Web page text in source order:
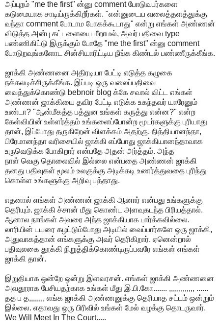
அப்புறம் "me the first" ன்னு comment போடுவபர்களை
கடுமையாக சாடிய்ருக்கிறீர்கள். "என்னுடைய வலைத்தளத்துக்கு
வந்தா comment போடாம போகக்கூடாது" என்று எங்கள் அண்ணன்
விடுத்த அன்பு கட்டளையை மீறாமல், அவர் பதிவை type
பண்ணிகிட்டு இருக்கும் போதே "me the first" ன்னு comment
போடுறவுங்களோட சின்சியாரிட்டிய நீங்க கிண்டல் பண்ணீருக்கீங்க.
ஜாக்கி அண்ணனை அதிரடியா பேட்டி எடுத்த கழுகை
நக்கலடிச்சிருக்கீங்க. இப்படி ஒரு வலைப்பதிவை
வைத்துக்கொண்டு bebnoir blog க்கே சவால் விட்ட எங்கள்
அண்ணன் ஜாக்கியை தவிர பேட்டி எடுக்க உகந்தவர் யாரேனும்
உண்டா? "ஆன்மீகத்த பத்துன உங்கள் கருத்து என்ன?" என்ற
கேள்வியின் உள்ளர்த்தம் உங்களைப்போன்ற மூடர்களுக்கு புரியாது
தான், இப்போது தருகிறேன் விளக்கம் அதற்கு. நித்தியானந்தா,
பிரேமானந்தா வரிசையில் ஜாக்கி எப்போது ஜாக்கியானந்தாவாக
உருவெடுக்க போகிறார் என்பதே அதன் அர்த்தம். அந்த
நாள் வெகு தொலைவில் இல்லை என்பதை அண்ணன் ஜாக்கி
தனது பதிவுகள் மூலம் உலகுக்கு அடிக்கடி உணர்த்துவதை புரிந்து
கொள்ள உங்களுக்கு அறிவு பத்தாது.
எதனால் எங்கள் அண்ணன் ஜாக்கி ஆனார் என்பது உங்களுக்கு
தெரியும். ஜாக்கி ச்சான் மீது கொண்ட அளவுகடந்த பிரியத்தால்.
ஆனால நாங்கள் அவரை அந்த ஜாக்கியாக பார்க்கவில்லை.
லாரியின் டயரை கழட்டும்போது அடியில் வைப்பார்களே ஒரு ஜாக்கி,
அதுவாகத்தான் எங்களுக்கு அவர் தெரிகிறார். ஏனென்றால்
பதிவுலகை தூக்கி நிறுத்திக்கொண்டிருப்பவரே எங்கள் எங்கள்
ஜாக்கி தான்.
இறுதியாக ஒன்றே ஒன்று இளவரசன். எங்கள் ஜாக்கி அண்ணனை
அவதூராக பேசியதற்காக உங்கள் மீது இ.பி.கோ....... ,,,,,,,,,,,,, ......
தத ப த,,,,,,,, எங்க ஜாக்கி அண்ணனுக்கு தெரியாத சட்டம் ஒன்றும்
இல்லை. எதாவது ஒரு பிரிவில் உங்கள் மேல் வழக்கு தொடருவார்.
We Will Meet In The Court.....